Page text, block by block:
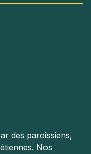
des paroissiens,
Nos